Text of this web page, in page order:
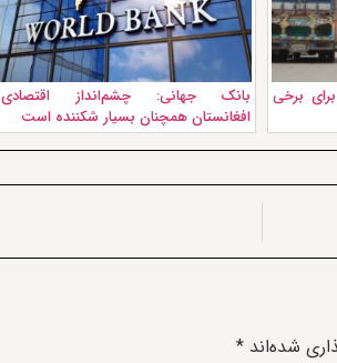
برخی
بانک جهانی: چشم‌انداز اقتصادی
افغانستان همچنان بسیار شکننده است
شده‌اند *